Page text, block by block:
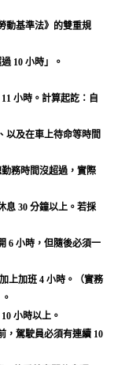
動基準法》的雙重規
10 小時」。
小時。計算起訖：自
以及在車上待命等時間
務時間沒超過，實際
息 30 分鐘以上。若採
6 小時，但隨後必須一
上加班 4 小時。（實務
小時以上。
，駕駛員必須有連續 10